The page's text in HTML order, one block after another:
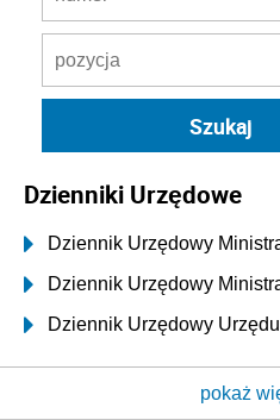
Dzienniki Urzędowe
Dziennik Urzędowy
Dziennik Urzędowy
Dziennik Urzędowy
Dziennik Urzędowypokaż